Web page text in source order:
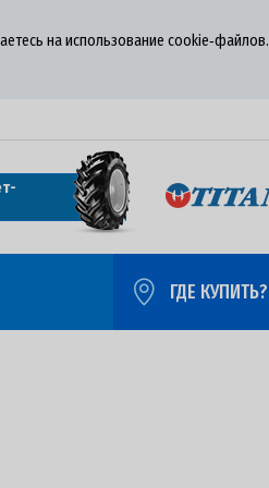
на использование cookie‑файлов.
ГДЕ КУПИТЬ?